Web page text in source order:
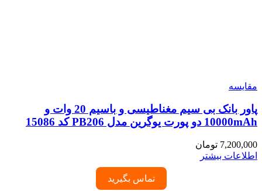
مقایسه
پاور بانک بی سیم مغناطیسی و باسیم 20 وات و
10000mAh دو پورت یوگرین مدل PB206 کد 15086
7,200,000 تومان
اطلاعات بیشتر
تماس بگیرید